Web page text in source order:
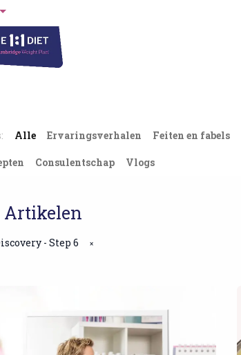
Alle Ervaringsverhalen Feiten en fabels
Consulentschap Vlogs
Artikelen
- Step 6 ×